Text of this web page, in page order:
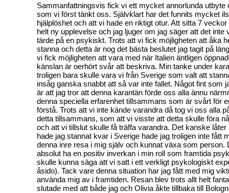
Sammanfattningsvis fick vi ett mycket annorlunda utbyte
som vi först tänkt oss. Självklart har det funnits mycket
hjälplöshet och att vi hade en riktigt otur. Att sitta 7
helt ny upplevelse och jag ljuger om jag säger att det inte
tärde på en psykiskt. Trots att vi fick möjligheten att åka
stanna och detta är nog det bästa beslutet jag tagit på
vi fick möjligheten att vara med när Italien äntligen
känslan är oerhört svår att beskriva. Min tanke under
troligen bara skulle vara vi från Sverige som valt att
insåg ganska snabbt att så var inte fallet. Något fint som
är att jag tror att denna karantän förde oss alla ännu
denna speciella erfarenhet tillsammans som är svårt för
förstå. Trots att vi inte kände varandra då tog vi oss alla
detta tillsammans, som att vi visste att detta skulle föra
och att vi tillslut skulle få träffa varandra. Det kanske låter
hade jag stannat kvar i Sverige hade jag troligen inte fått
denna inre resa i mig själv och kunnat växa som person.
absolut ha en positiv inverkan i min roll som framtida
skulle kunna säga att vi satt i ett verkligt psykologiskt
åsido). Tack vare denna situation har jag fått med mig
använda mig av i framtiden. Resan blev trots allt helt
slutade med att både jag och Olivia åkte tillbaka till